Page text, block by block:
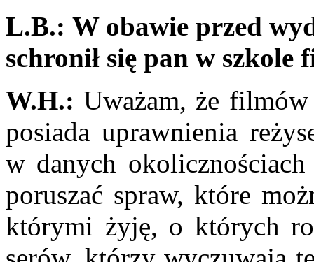
L.B.: W obawie przed
schronił się pan w szkole
W.H.: Uważam, że
posiada upraw­nienia
w danych
poruszać spraw, które
którymi żyję, o których